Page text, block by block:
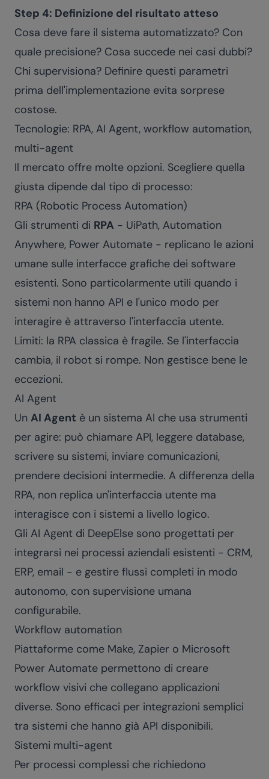
Step 4: Definizione del risultato atteso
Cosa deve fare il sistema automatizzato? Con
quale precisione? Cosa succede nei casi dubbi?
Chi supervisiona? Definire questi parametri
prima dell'implementazione evita sorprese
costose.
Tecnologie: RPA, AI Agent, workflow automation,
multi-agent
Il mercato offre molte opzioni. Scegliere quella
giusta dipende dal tipo di processo:
RPA (Robotic Process Automation)
Gli strumenti di RPA - UiPath, Automation
Anywhere, Power Automate - replicano le azioni
umane sulle interfacce grafiche dei software
esistenti. Sono particolarmente utili quando i
sistemi non hanno API e l'unico modo per
interagire è attraverso l'interfaccia utente.
Limiti: la RPA classica è fragile. Se l'interfaccia
cambia, il robot si rompe. Non gestisce bene le
eccezioni.
AI Agent
Un AI Agent è un sistema AI che usa strumenti
per agire: può chiamare API, leggere database,
scrivere su sistemi, inviare comunicazioni,
prendere decisioni intermedie. A differenza della
RPA, non replica un'interfaccia utente ma
interagisce con i sistemi a livello logico.
Gli AI Agent di DeepElse sono progettati per
integrarsi nei processi aziendali esistenti - CRM,
ERP, email - e gestire flussi completi in modo
autonomo, con supervisione umana
configurabile.
Workflow automation
Piattaforme come Make, Zapier o Microsoft
Power Automate permettono di creare
workflow visivi che collegano applicazioni
diverse. Sono efficaci per integrazioni semplici
tra sistemi che hanno già API disponibili.
Sistemi multi-agent
Per processi complessi che richiedono